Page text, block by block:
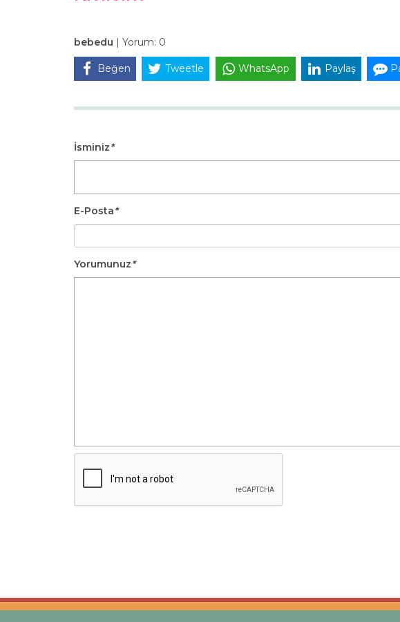
bebedu | Yorum: 0
Beğen Tweetle WhatsApp Paylaş
İsminiz*
E-Posta*
Yorumunuz*